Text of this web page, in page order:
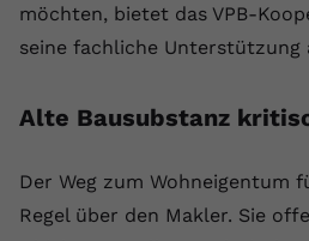
möchten, bietet das VPB-
seine fachliche Unterstützung
Alte Bausubstanz
Der Weg zum Wohneigentum
Regel über den Makler. Sie
Dieser von
registriert eine
gesehen hat.
Name